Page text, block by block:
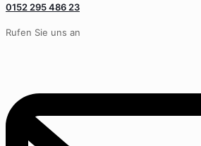
0152 295 486 23
Rufen Sie uns an